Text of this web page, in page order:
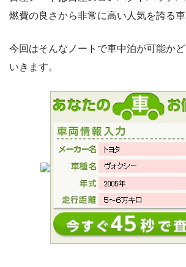
燃費の良さから非常に高い人気を誇る車
今回はそんなノートで車中泊が可能か
いきます。